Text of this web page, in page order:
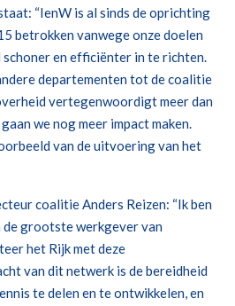
“IenW is al sinds de oprichting
betrokken vanwege onze doelen
en efficiënter in te richten.
departementen tot de coalitie
vertegenwoordigt meer dan
we nog meer impact maken.
van de uitvoering van het
coalitie Anders Reizen: “Ik ben
de grootste werkgever van
het Rijk met deze
van dit netwerk is de bereidheid
te delen en te ontwikkelen, en